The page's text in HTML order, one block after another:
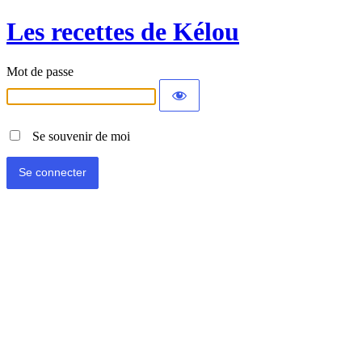
Les recettes de Kélou
Mot de passe
Se souvenir de moi